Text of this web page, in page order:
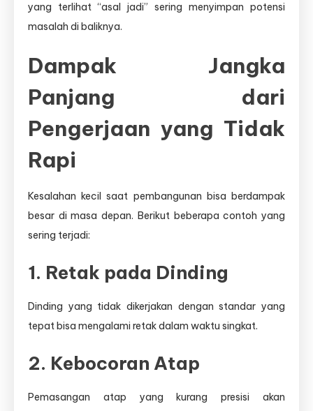
yang terlihat “asal jadi” sering menyimpan potensi
masalah di baliknya.
Dampak Jangka
Panjang dari
Pengerjaan yang Tidak
Rapi
Kesalahan kecil saat pembangunan bisa berdampak
besar di masa depan. Berikut beberapa contoh yang
sering terjadi:
1. Retak pada Dinding
Dinding yang tidak dikerjakan dengan standar yang
tepat bisa mengalami retak dalam waktu singkat.
2. Kebocoran Atap
Pemasangan atap yang kurang presisi akan